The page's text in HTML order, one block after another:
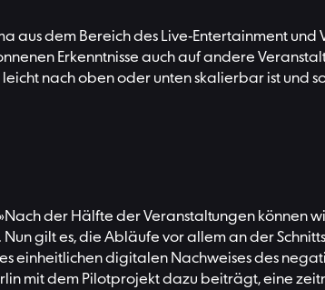
dem Bereich des Live-Entertainment und
Erkenntnisse auch auf andere
nach oben oder unten skalierbar ist
der Hälfte der Veranstaltungen können
gilt es, die Abläufe vor allem an der
einheitlichen digitalen Nachweises des
mit dem Pilotprojekt dazu beiträgt, eine